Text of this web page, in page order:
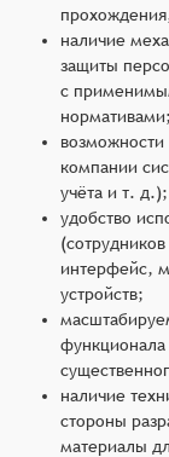
наличие
защиты
с
нормативами;
компании
учёта и т. д.);
удобство
интерфейс,
устройств;
функционала
наличие
стороны
материалы